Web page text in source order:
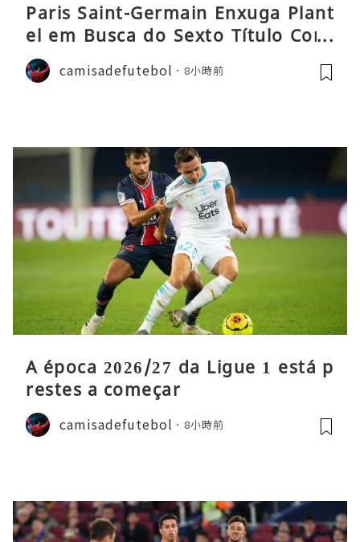
Paris Saint-Germain Enxuga Plant
el em Busca do Sexto Título Cons
ecutivo da Liga
camisadefutebol 8小時前
A época 2026/27 da Ligue 1 está p
restes a começar
camisadefutebol 8小時前